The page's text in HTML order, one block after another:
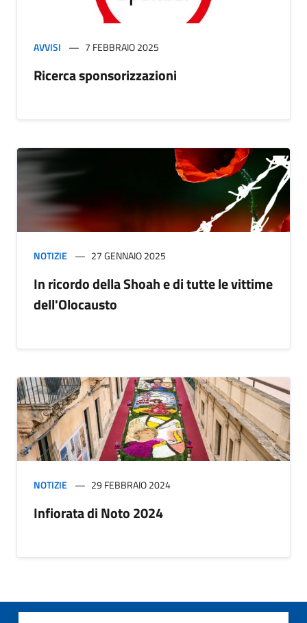
AVVISI 7 FEBBRAIO 2025
Ricerca sponsorizzazioni
NOTIZIE 27 GENNAIO 2025
In ricordo della Shoah e di tutte le vittime
dell'Olocausto
NOTIZIE 29 FEBBRAIO 2024
Infiorata di Noto 2024